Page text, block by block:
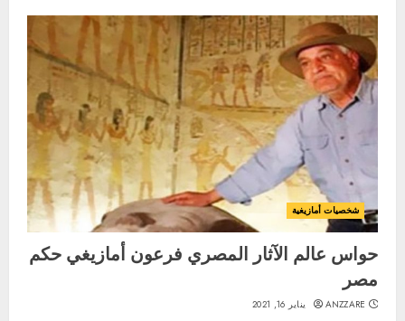
شخصيات أمازيغية
حواس عالم الآثار المصري فرعون أمازيغي حكم
مصر
ANZZARE يناير 16, 2021